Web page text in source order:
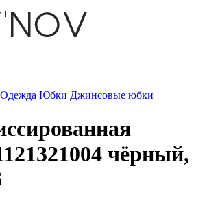
Одежда Юбки Джинсовые юбки
чёрный,